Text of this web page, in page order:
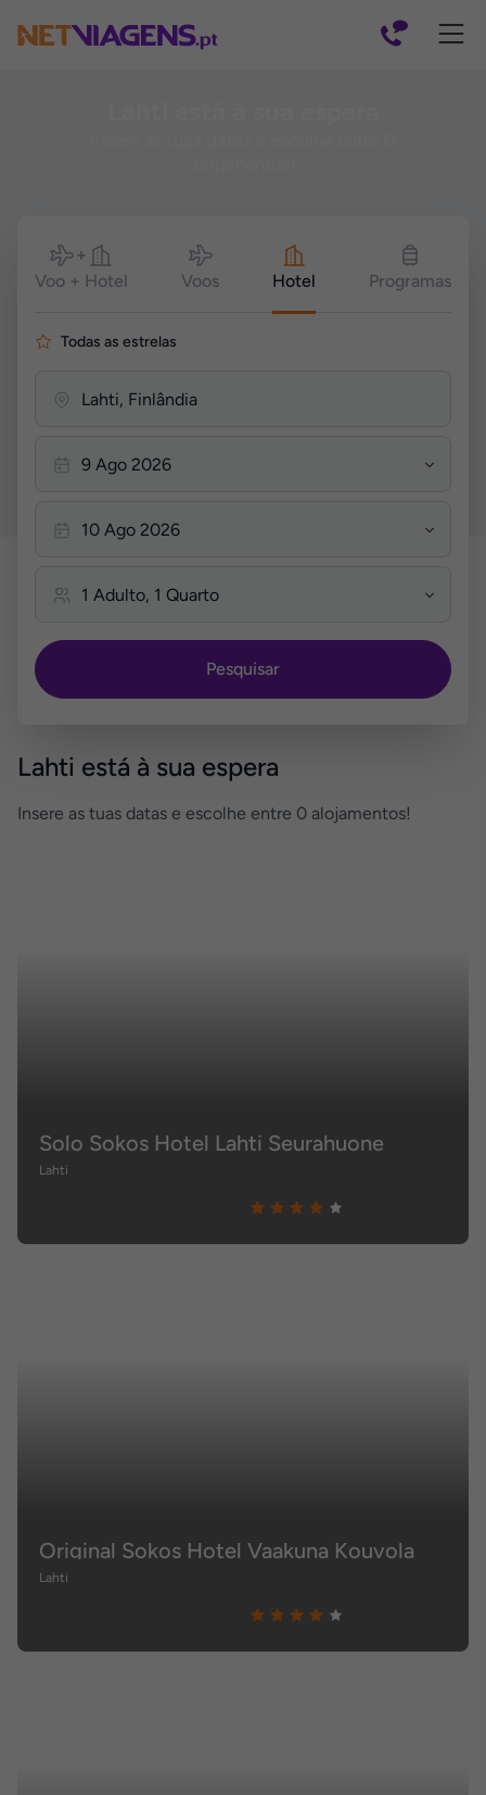
Pesquisar
Voo + Hotel Voos Hotel Programas
Todas as estrelas
Pesquisar
Lahti está à sua espera
Insere as tuas datas e escolhe entre 0 alojamentos!
Solo Sokos Hotel Lahti Seurahuone
Lahti
Original Sokos Hotel Vaakuna Kouvola
Lahti